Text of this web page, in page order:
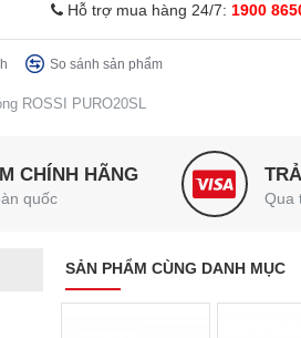
Hỗ trợ mua hàng 24/7: 1900
So sánh sản phẩm
ROSSI PURO20SL
CHÍNH HÃNG
quốc Qua
SẢN PHẨM CÙNG DANH MỤC